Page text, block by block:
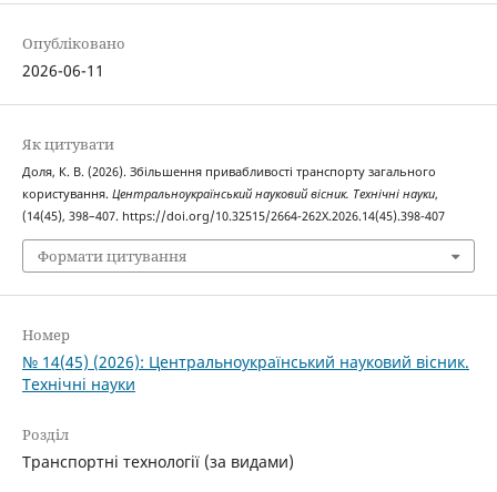
Опубліковано
2026-06-11
Як цитувати
Доля, К. В. (2026). Збільшення привабливості транспорту загального
користування. Центральноукраїнський науковий вісник. Технічні науки,
(14(45), 398–407. https://doi.org/10.32515/2664-262X.2026.14(45).398-407
Формати цитування
Номер
№ 14(45) (2026): Центральноукраїнський науковий вісник.
Технічні науки
Розділ
Транспортні технології (за видами)